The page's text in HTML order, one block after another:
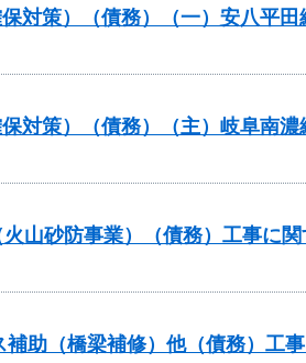
対策）（債務）（一）安八平
対策）（債務）（主）岐阜南
山砂防事業）（債務）工事に
助（橋梁補修）他（債務）工